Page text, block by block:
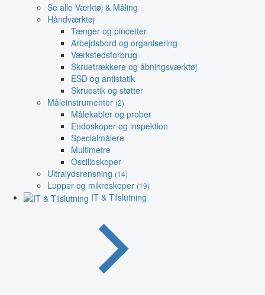
Se alle Værktøj & Måling
Håndværktøj
Tænger og pincetter
Arbejdsbord og organisering
Værkstedsforbrug
Skruetrækkere og åbningsværktøj
ESD og antistatik
Skruestik og støtter
Måleinstrumenter (2)
Målekabler og prober
Endoskoper og inspektion
Specialmålere
Multimetre
Oscilloskoper
Ultralydsrensning (14)
Lupper og mikroskoper (19)
IT & Tilslutning